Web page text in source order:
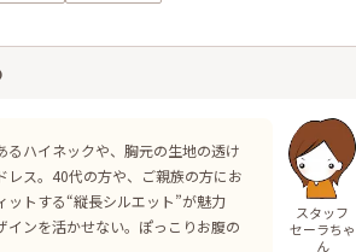
るハイネックや、胸元の生地の透け
レス。40代の方や、ご親族の方にお
ットする“縦長シルエット”が魅力
インを活かせない。ぽっこりお腹の
スタッフ
セーラちゃ
ん